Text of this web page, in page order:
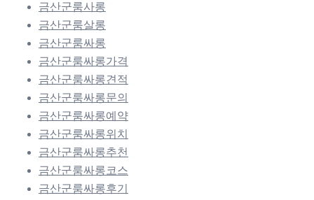
금산군룸사롱
금산군룸살롱
금산군룸싸롱
금산군룸싸롱가격
금산군룸싸롱견적
금산군룸싸롱문의
금산군룸싸롱예약
금산군룸싸롱위치
금산군룸싸롱추천
금산군룸싸롱코스
금산군룸싸롱후기